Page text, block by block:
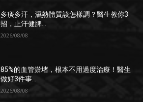
多痰多汗，濕熱體質該怎樣調？醫生教你3
招，止汗健脾...
2026/08/08
85%的血管淤堵，根本不用過度治療！醫生
做好3件事...
2026/08/08